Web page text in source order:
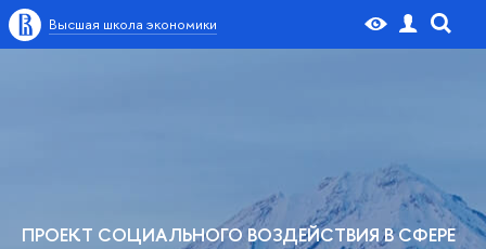
Высшая школа экономики
ПРОЕКТ СОЦИАЛЬНОГО ВОЗДЕЙСТВИЯ В СФЕРЕ